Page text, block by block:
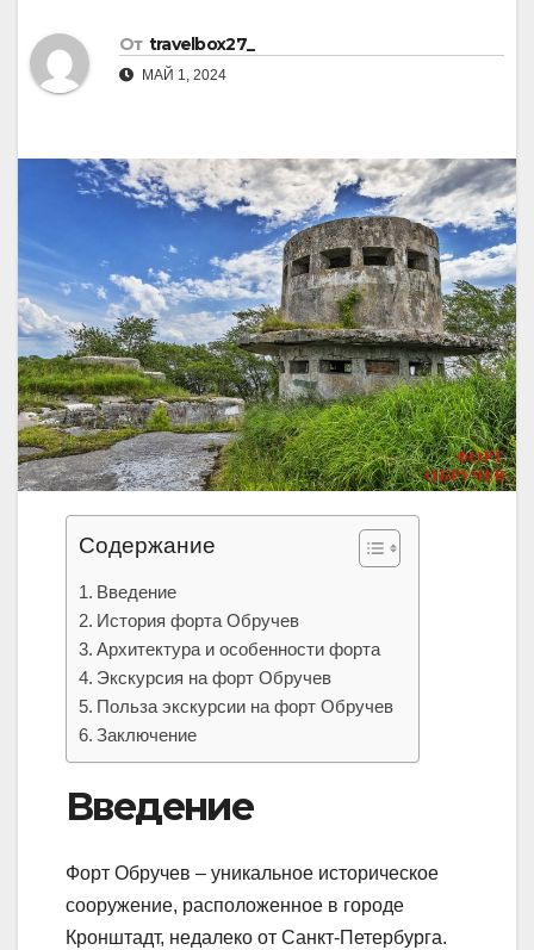
От travelbox27_
МАЙ 1, 2024
Содержание
Введение
История форта Обручев
Архитектура и особенности форта
Экскурсия на форт Обручев
Польза экскурсии на форт Обручев
Заключение
Введение
Форт Обручев – уникальное историческое
сооружение, расположенное в городе
Кронштадт, недалеко от Санкт-Петербурга.